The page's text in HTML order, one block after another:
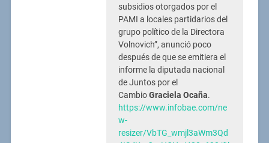
subsidios otorgados por el
PAMI a locales partidarios del
grupo político de la Directora
Volnovich”, anunció poco
después de que se emitiera el
informe la diputada nacional
de Juntos por el
CambioGraciela Ocaña.
https://www.infobae.com/ne
w-
resizer/VbTG_wmjl3aWm3Qd